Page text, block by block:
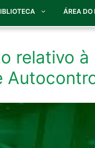
ÁREA DO
relativo à